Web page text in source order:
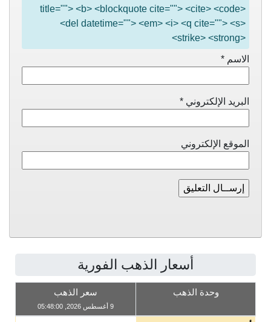
title=""> <b> <blockquote cite=""> <cite> <code>
<del datetime=""> <em> <i> <q cite=""> <s>
<strike> <strong>
الاسم *
البريد الإلكتروني *
الموقع الإلكتروني
أسعار الذهب الفورية
وحدة الذهب سعر الذهب
9 أغسطس 2026, 05:48:00